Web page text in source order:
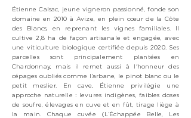
Étienne Calsac, jeune vigneron passionné, fonde son
domaine en 2010 à Avize, en plein cœur de la Côte
des Blancs, en reprenant les vignes familiales. Il
cultive 2,8 ha de façon artisanale et engagée, avec
une viticulture biologique certifiée depuis 2020. Ses
parcelles sont principalement plantées en
Chardonnay, mais il remet aussi à l'honneur des
cépages oubliés comme l’arbane, le pinot blanc ou le
petit meslier. En cave, Étienne privilégie une
approche naturelle : levures indigènes, faibles doses
de soufre, élevages en cuve et en fût, tirage liège à
la main. Chaque cuvée (L’Échappée Belle, Les